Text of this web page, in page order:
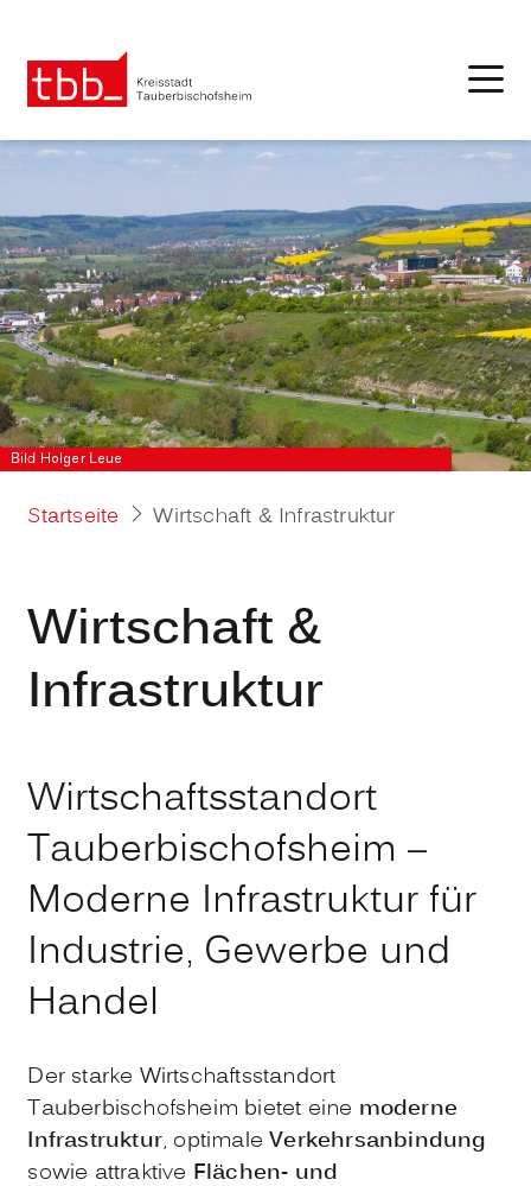
Bild Holger Leue
Startseite Wirtschaft & Infrastruktur
Wirtschaft &
Infrastruktur
Wirtschaftsstandort
Tauberbischofsheim –
Moderne Infrastruktur für
Industrie, Gewerbe und
Handel
Der starke Wirtschaftsstandort
Tauberbischofsheim bietet eine moderne
Infrastruktur, optimaleVerkehrsanbindung
sowie attraktive Flächen- und